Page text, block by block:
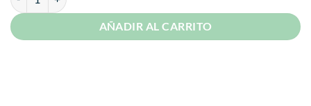
AÑADIR AL CARRITO